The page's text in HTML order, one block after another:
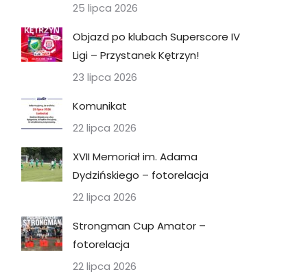
25 lipca 2026
Objazd po klubach Superscore IV
Ligi – Przystanek Kętrzyn!
23 lipca 2026
Komunikat
22 lipca 2026
XVII Memoriał im. Adama
Dydzińskiego – fotorelacja
22 lipca 2026
Strongman Cup Amator –
fotorelacja
22 lipca 2026